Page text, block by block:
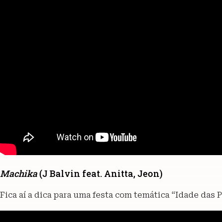
Machika (J Balvin feat. Anitta, Jeon)
Fica aí a dica para uma festa com temática “Idade das